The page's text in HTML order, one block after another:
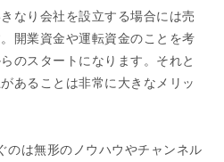
なり会社を設立する場合には売
開業資金や運転資金のことを考
のスタートになります。それと
あることは非常に大きなメリッ
のは無形のノウハウやチャンネル